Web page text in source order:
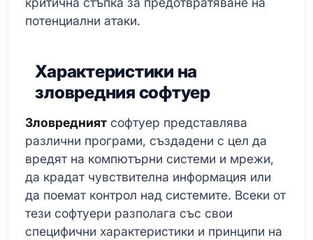
потенциални атаки.
Характеристики на
зловредния софтуер
Зловредният софтуер представлява
различни програми, създадени с цел да
вредят на компютърни системи и мрежи,
да крадат чувствителна информация или
да поемат контрол над системите. Всеки от
тези софтуери разполага със свои
специфични характеристики и принципи на